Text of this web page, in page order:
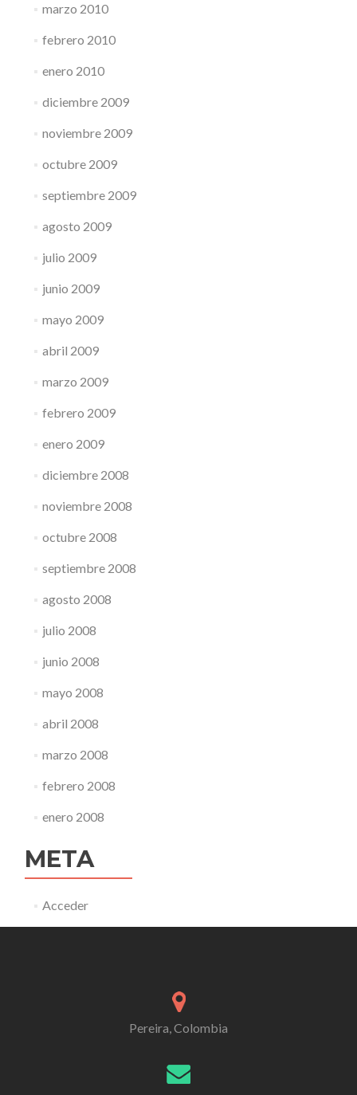
marzo 2010
febrero 2010
enero 2010
diciembre 2009
noviembre 2009
octubre 2009
septiembre 2009
agosto 2009
julio 2009
junio 2009
mayo 2009
abril 2009
marzo 2009
febrero 2009
enero 2009
diciembre 2008
noviembre 2008
octubre 2008
septiembre 2008
agosto 2008
julio 2008
junio 2008
mayo 2008
abril 2008
marzo 2008
febrero 2008
enero 2008
META
Acceder
Pereira, Colombia